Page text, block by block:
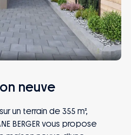
neuve
sur un terrain de 355 m²,
BERGER vous propose